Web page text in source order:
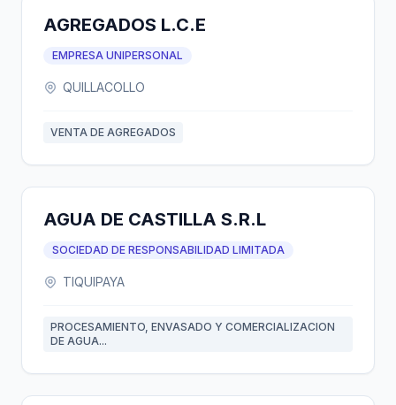
AGREGADOS L.C.E
EMPRESA UNIPERSONAL
QUILLACOLLO
VENTA DE AGREGADOS
AGUA DE CASTILLA S.R.L
SOCIEDAD DE RESPONSABILIDAD LIMITADA
TIQUIPAYA
PROCESAMIENTO, ENVASADO Y COMERCIALIZACION
DE AGUA...